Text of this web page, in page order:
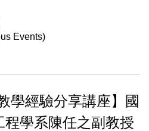
Events)
學經驗分享講座】國
學系陳任之副教授